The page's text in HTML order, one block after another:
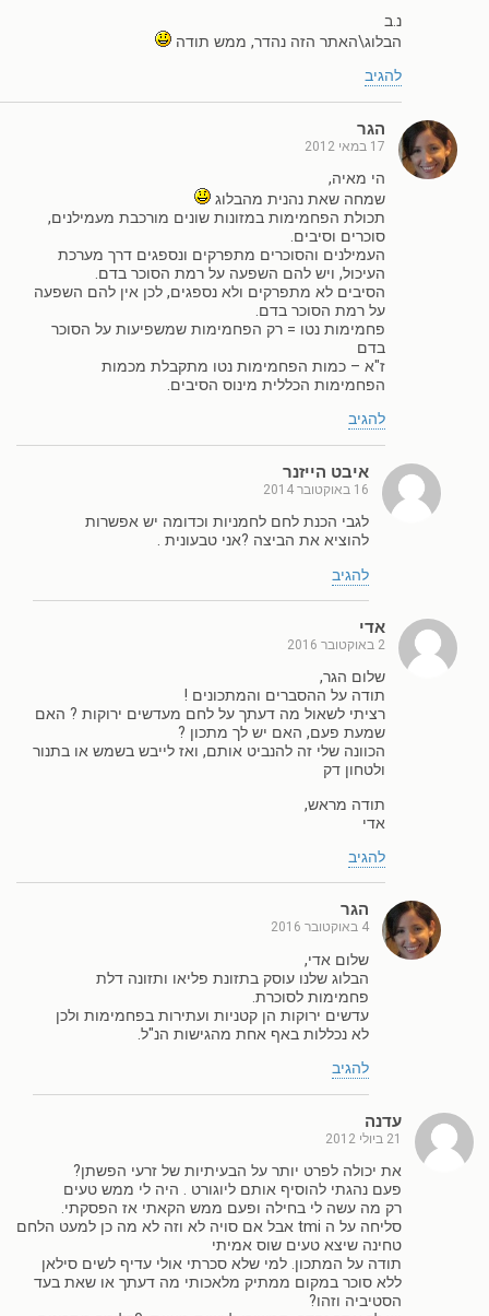
נ.ב
הבלוג\האתר הזה נהדר, ממש תודה
להגיב
הגר
17 במאי 2012
הי מאיה,
שמחה שאת נהנית מהבלוג
תכולת הפחמימות במזונות שונים מורכבת מעמילנים,
סוכרים וסיבים.
העמילנים והסוכרים מתפרקים ונספגים דרך מערכת
העיכול, ויש להם השפעה על רמת הסוכר בדם.
הסיבים לא מתפרקים ולא נספגים, לכן אין להם השפעה
על רמת הסוכר בדם.
פחמימות נטו = רק הפחמימות שמשפיעות על הסוכר
בדם
ז"א – כמות הפחמימות נטו מתקבלת מכמות
הפחמימות הכללית מינוס הסיבים.
להגיב
איבט הייזנר
16 באוקטובר 2014
לגבי הכנת לחם לחמניות וכדומה יש אפשרות
להוציא את הביצה ?אני טבעונית .
להגיב
אדי
2 באוקטובר 2016
שלום הגר,
תודה על ההסברים והמתכונים !
רציתי לשאול מה דעתך על לחם מעדשים ירוקות ? האם
שמעת פעם, האם יש לך מתכון ?
הכוונה שלי זה להנביט אותם, ואז לייבש בשמש או בתנור
ולטחון דק
תודה מראש,
אדי
להגיב
הגר
4 באוקטובר 2016
שלום אדי,
הבלוג שלנו עוסק בתזונת פליאו ותזונה דלת
פחמימות לסוכרת.
עדשים ירוקות הן קטניות ועתירות בפחמימות ולכן
לא נכללות באף אחת מהגישות הנ"ל.
להגיב
עדנה
21 ביולי 2012
את יכולה לפרט יותר על הבעיתיות של זרעי הפשתן?
פעם נהגתי להוסיף אותם ליוגורט . היה לי ממש טעים
רק מה עשה לי בחילה ופעם ממש הקאתי אז הפסקתי.
סליחה על ה tmi אבל אם סויה לא וזה לא מה כן למעט הלחם
טחינה שיצא טעים שוס אמיתי
תודה על המתכון. למי שלא סכרתי אולי עדיף לשים סילאן
ללא סוכר במקום ממתיק מלאכותי מה דעתך או שאת בעד
הסטיביה וזהו?